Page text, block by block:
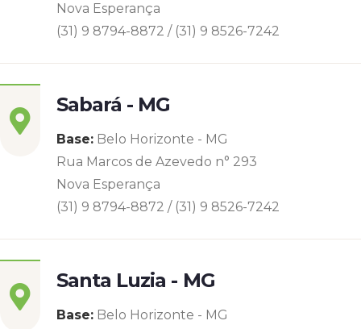
Nova Esperança
(31) 9 8794-8872 / (31) 9 8526-7242
Sabará - MG
Base: Belo Horizonte - MG
Rua Marcos de Azevedo n° 293
Nova Esperança
(31) 9 8794-8872 / (31) 9 8526-7242
Santa Luzia - MG
Base: Belo Horizonte - MG